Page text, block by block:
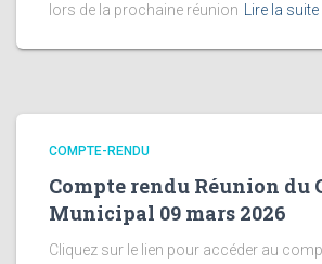
lors de la prochaine réunion Lire la suite
COMPTE-RENDU
Compte rendu Réunion du
Municipal 09 mars 2026
Cliquez sur le lien pour accéder au